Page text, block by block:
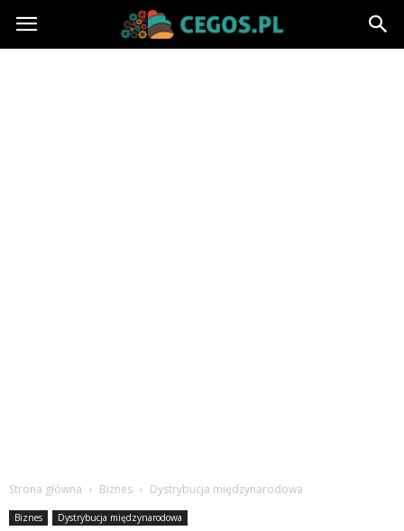
Cegos.pl
Strona główna Biznes Dystrybucja międzynarodowa
Biznes Dystrybucja międzynarodowa